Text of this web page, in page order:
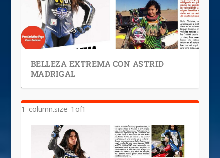
BELLEZA EXTREMA CON ASTRID
MADRIGAL